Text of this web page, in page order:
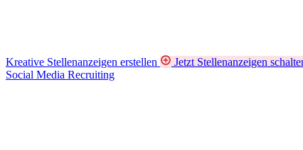
Kreative Stellenanzeigen erstellen
Jetzt Stellenanzeigen
Social Media Recruiting